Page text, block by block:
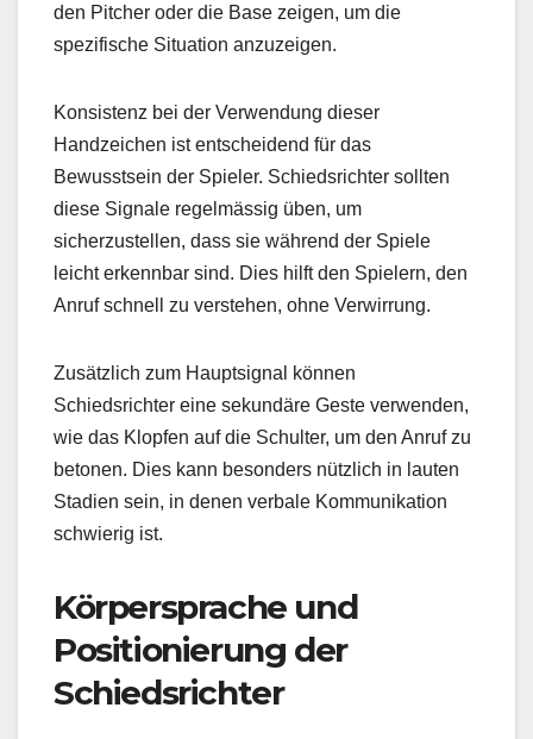
den Pitcher oder die Base zeigen, um die
spezifische Situation anzuzeigen.
Konsistenz bei der Verwendung dieser
Handzeichen ist entscheidend für das
Bewusstsein der Spieler. Schiedsrichter sollten
diese Signale regelmässig üben, um
sicherzustellen, dass sie während der Spiele
leicht erkennbar sind. Dies hilft den Spielern, den
Anruf schnell zu verstehen, ohne Verwirrung.
Zusätzlich zum Hauptsignal können
Schiedsrichter eine sekundäre Geste verwenden,
wie das Klopfen auf die Schulter, um den Anruf zu
betonen. Dies kann besonders nützlich in lauten
Stadien sein, in denen verbale Kommunikation
schwierig ist.
Körpersprache und
Positionierung der
Schiedsrichter